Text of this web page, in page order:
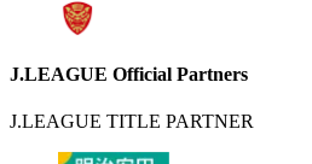
J.LEAGUE Official Partners
J.LEAGUE TITLE PARTNER